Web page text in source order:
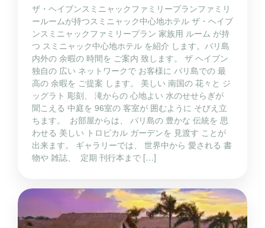
ザ・ヘイブンスミニャックファミリープランファミリ
ールームが持つスミニャック中心地ホテル ザ・ヘイブ
ンスミニャックファミリープラン 家族用 ルーム が持
つ スミニャック中心地ホテル を紹介 します。バリ島
内外の 余暇の 時間を ご案内 致します。 ザ ヘイブン
独自の 広い ネットワークで お客様に バリ島での 最
高の 余暇を ご提案 します。 美しい 南国の 花々と ジ
ッグラト 彫刻、 滝からの 心地よい 水のせせらぎが
聞こえる 中庭を 96室の 客室が 囲むように そびえ立
ちます。 お部屋からは、 バリ島の 豊かな 伝統を 思
わせる 美しい トロピカル ガーデンを 見渡す ことが
出来ます。 ギャラリーでは、 世界中から 愛される 書
物や 雑誌、 定期 刊行本まで […]